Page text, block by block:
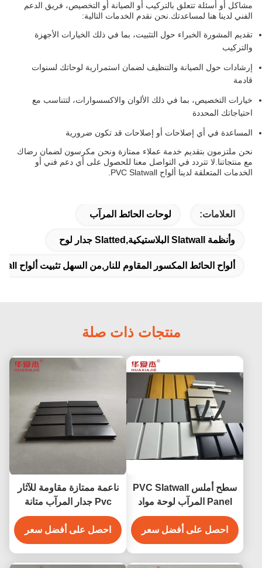
مشاكل أو أسئلة تتعلق بالتركيب أو الصيانة أو التخصيص، فريق الدعم
الفني لدينا هنا لمساعدتك.نحن نقدم الخدمات التالية:
تقديم المشورة الخبراء حول التثبيت، بما في ذلك الخيارات الأجهزة
والتركيب
إرشادات حول الصيانة والتنظيف لضمان استمرارية لوحاتك لسنوات
قادمة
خيارات التخصيص، بما في ذلك الألوان والاكسسوارات، لتتناسب مع
احتياجاتك المحددة
المساعدة في أي إصلاحات أو إصلاحات قد تكون ضرورية
نحن ملتزمون بتقديم خدمة عملاء ممتازة ونحن مكرسون لضمان رضاك
مع منتجاتنا.لا تتردد في التواصل معنا للحصول على أي دعم فني أو
الخدمات المتعلقة لدينا ألواح PVC Slatwall.
العلامات: لوحات الحائط المرآب
وأنظمة Slatwall البلاستيكية,slatted جدار لوح
ألواح الحائط المكسور المقاوم للنار,من السهل تثبيت ألواح PVC Slatwall,ألواح PVC السطح الناعم
منتجات ذات صلة
سطح أملس PVC Slatwall
Panel المرآب لوحة مواد
الديكور الداخلي
احصل على أفضل سعر
ناعمة ممتازة مقاومة للآثار
Pvc جدار المرآب متانة
PVC الحائط الصلب
احصل على أفضل سعر